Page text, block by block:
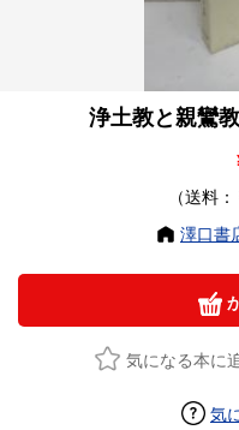
浄土教と親鸞
（送料
澤口書
気になる本に
気